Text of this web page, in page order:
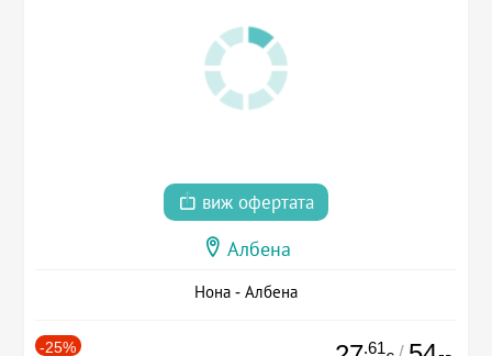
виж офертата
Албена
Нона - Албена
-25% .61 /